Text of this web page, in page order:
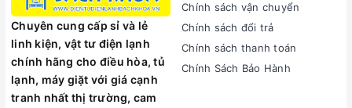
Chuyên cung cấp sỉ và lẻ
linh kiện, vật tư điện lạnh
chính hãng cho điều hòa, tủ
lạnh, máy giặt với giá cạnh
tranh nhất thị trường, cam
Chính sách vận chuyển
Chính sách đổi trả
Chính sách thanh toán
Chính Sách Bảo Hành